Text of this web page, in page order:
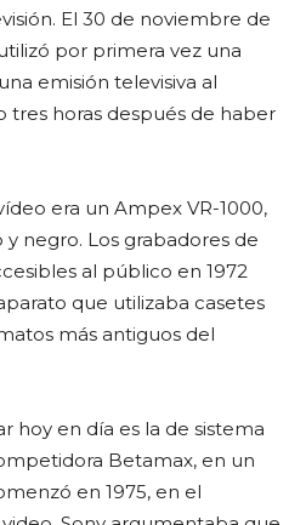
El 30 de noviembre de
por primera vez una
emisión televisiva al
tres horas después de haber
era un Ampex VR-1000,
negro. Los grabadores de
al público en 1972
que utilizaba casetes
más antiguos del
hoy en día es la de sistema
Betamax, en un
en 1975, en el